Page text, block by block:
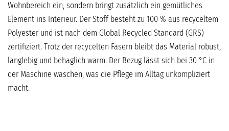
Wohnbereich ein, sondern bringt zusätzlich ein gemütliches
Element ins Interieur. Der Stoff besteht zu 100 % aus recyceltem
Polyester und ist nach dem Global Recycled Standard (GRS)
zertifiziert. Trotz der recycelten Fasern bleibt das Material robust,
langlebig und behaglich warm. Der Bezug lässt sich bei 30 °C in
der Maschine waschen, was die Pflege im Alltag unkompliziert
macht.